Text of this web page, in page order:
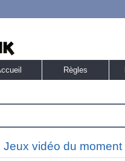
Règles
Jeux vidéo du moment